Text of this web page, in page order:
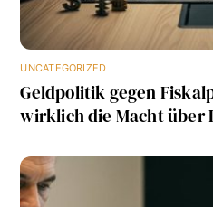
UNCATEGORIZED
Geldpolitik gegen
wirklich die Macht über